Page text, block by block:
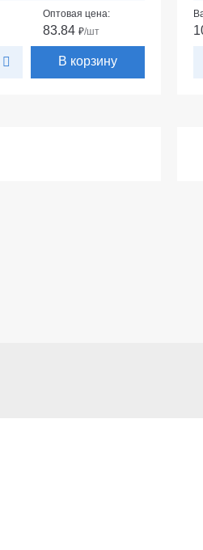
Оптовая цена:
83.84₽/шт
В корзину